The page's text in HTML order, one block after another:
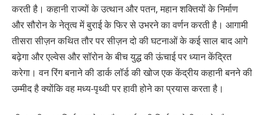
करती है। कहानी राज्यों के उत्थान और पतन, महान शक्तियों के निर्माण
और सौरोन के नेतृत्व में बुराई के फिर से उभरने का वर्णन करती है। आगामी
तीसरा सीज़न कथित तौर पर सीज़न दो की घटनाओं के कई साल बाद आगे
बढ़ेगा और एल्वेस और सॉरोन के बीच युद्ध की ऊंचाई पर ध्यान केंद्रित
करेगा। वन रिंग बनाने की डार्क लॉर्ड की खोज एक केंद्रीय कहानी बनने की
उम्मीद है क्योंकि वह मध्य-पृथ्वी पर हावी होने का प्रयास करता है।